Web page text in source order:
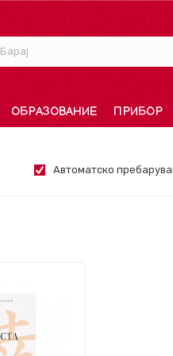
Барај
ОБРАЗОВАНИЕ ПРИБОР
Автоматско